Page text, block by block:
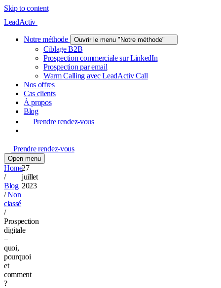
Skip to content
LeadActiv
Notre méthode Ouvrir le menu "Notre méthode"
Ciblage B2B
Prospection commerciale sur LinkedIn
Prospection par email
Warm Calling avec LeadActiv Call
Nos offres
Cas clients
À propos
Blog
Prendre rendez-vous
Prendre rendez-vous
Open menu
Home
/
Blog
/Non
classé
/
Prospection
digitale
–
quoi,
pourquoi
et
comment
?
27
juillet
2023